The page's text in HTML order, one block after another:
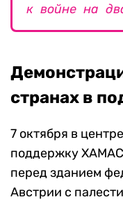
к войне на
странах в
7 октября в центре
поддержку
перед зданием
Австрии с